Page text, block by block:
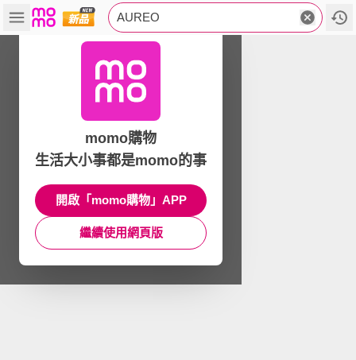
AUREO
momo購物
生活大小事都是momo的事
開啟「momo購物」APP
繼續使用網頁版